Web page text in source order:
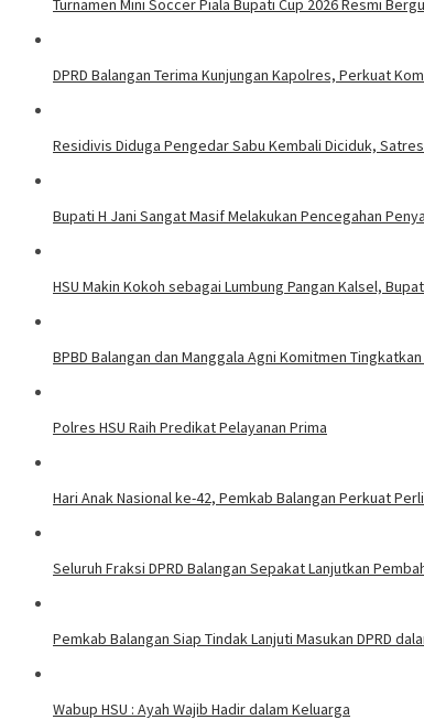
Turnamen Mini Soccer Piala Bupati Cup 2026 Resmi
DPRD Balangan Terima Kunjungan Kapolres, Perkuat
Residivis Diduga Pengedar Sabu Kembali Diciduk,
Bupati H Jani Sangat Masif Melakukan Pencegahan
HSU Makin Kokoh sebagai Lumbung Pangan Kalsel,
BPBD Balangan dan Manggala Agni Komitmen
Polres HSU Raih Predikat Pelayanan Prima
Hari Anak Nasional ke-42, Pemkab Balangan Perkuat
Seluruh Fraksi DPRD Balangan Sepakat Lanjutkan
Pemkab Balangan Siap Tindak Lanjuti Masukan DPRD
Wabup HSU : Ayah Wajib Hadir dalam Keluarga